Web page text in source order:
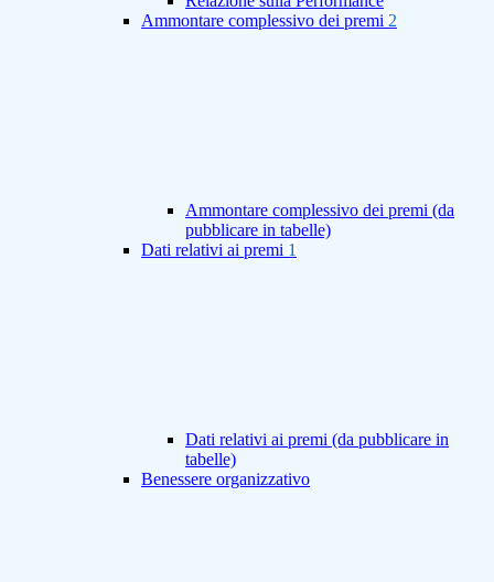
Ammontare complessivo dei premi 2
Ammontare complessivo dei premi (da
pubblicare in tabelle)
Dati relativi ai premi 1
Dati relativi ai premi (da pubblicare in
tabelle)
Benessere organizzativo